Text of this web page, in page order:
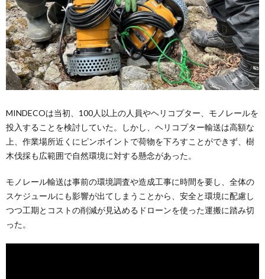
MINDECOは当初、100人以上の人員やヘリコプター、モノレールを
投入することを検討していた。しかし、ヘリコプター輸送は高額な
上、作業場所近くにピンポイントで荷物を下ろすことができず、樹
木伐採も広範囲で自然環境に対する懸念があった。
モノレール輸送は事前の環境調査や造成工事に時間を要し、全体の
スケジュールにも影響が出てしまうことから、安全と環境に配慮し
つつ工期とコストの削減が見込めるドローンを使った運搬に踏み切
った。